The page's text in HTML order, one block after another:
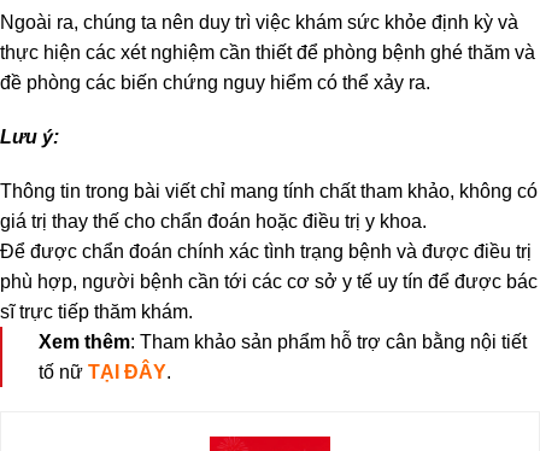
Ngoài ra, chúng ta nên duy trì việc khám sức khỏe định kỳ và
thực hiện các xét nghiệm cần thiết để phòng bệnh ghé thăm và
đề phòng các biến chứng nguy hiểm có thể xảy ra.
Lưu ý:
Thông tin trong bài viết chỉ mang tính chất tham khảo, không có
giá trị thay thế cho chẩn đoán hoặc điều trị y khoa.
Để được chẩn đoán chính xác tình trạng bệnh và được điều trị
phù hợp, người bệnh cần tới các cơ sở y tế uy tín để được bác
sĩ trực tiếp thăm khám.
Xem thêm: Tham khảo sản phẩm hỗ trợ cân bằng nội tiết
tố nữ TẠI ĐÂY.